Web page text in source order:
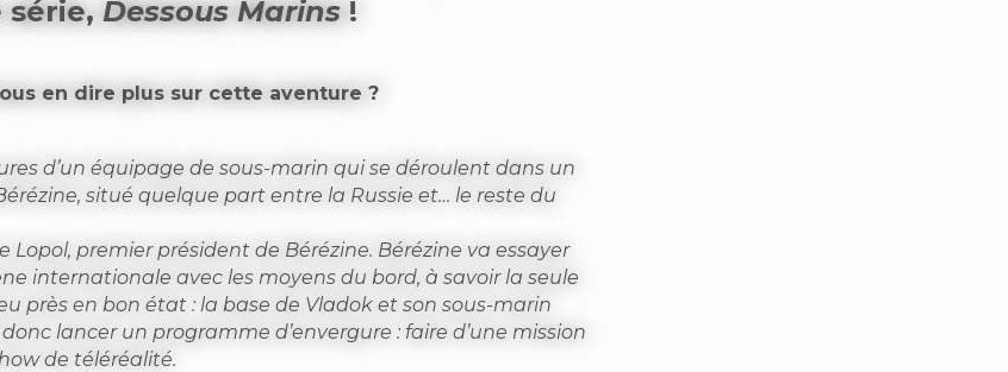
série, Dessous Marins!
en dire plus sur cette aventure ?
d’un équipage de sous-marin qui se déroulent dans un
situé quelque part entre la Russie et… le reste du
Lopol, premier président de Bérézine. Bérézine va essayer
internationale avec les moyens du bord, à savoir la seule
près en bon état : la base de Vladok et son sous-marin
donc lancer un programme d’envergure : faire d’une mission
de téléréalité.